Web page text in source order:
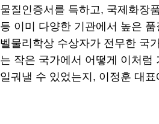
물질인증서를 득하고, 국제화장
등 이미 다양한 기관에서 높은
벨물리학상 수상자가 전무한 국
는 작은 국가에서 어떻게 이처럼
일궈낼 수 있었는지, 이정훈 대